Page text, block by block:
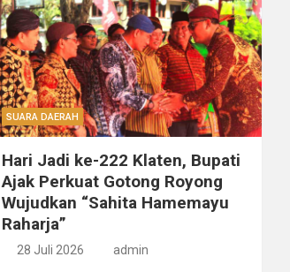
SUARA DAERAH
Hari Jadi ke-222 Klaten, Bupati
Ajak Perkuat Gotong Royong
Wujudkan “Sahita Hamemayu
Raharja”
28 Juli 2026 admin